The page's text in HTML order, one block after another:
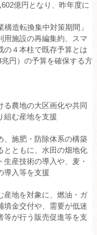
億円となり、昨年度に
造転換集中対策期間」
用施設の再編集約、スマ
の４本柱で既存予算とは
円）の予算を確保する方
農地の大区画化や共同
組む産地を支援
施肥・防除体系の構築
とともに、水田の畑地化
産技術の導入や、麦・
導入等を支援
地を対象に、燃油・ガ
填金交付や、需要が低迷
等が行う販売促進等を支